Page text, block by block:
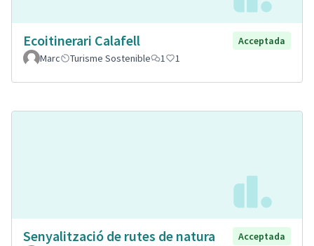
Ecoitinerari Calafell
Acceptada
Marc
Turisme Sostenible 1 1
Senyalització de rutes de natura
Acceptada